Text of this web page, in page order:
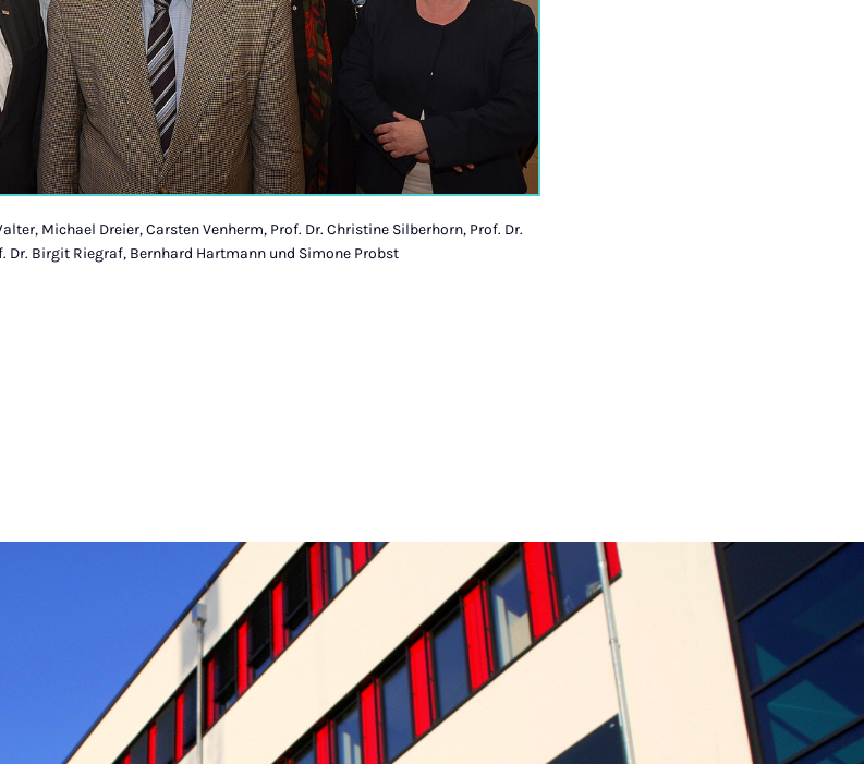
Michael Dreier, Carsten Venherm, Prof. Dr. Christine Silberhorn, Prof. Dr.
Dr. Birgit Riegraf, Bernhard Hartmann und Simone Probst